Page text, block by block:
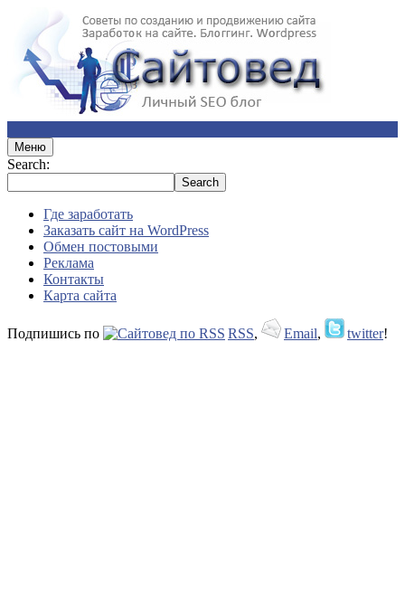
Меню
Search:
Где заработать
Заказать сайт на WordPress
Обмен постовыми
Реклама
Контакты
Карта сайта
Подпишись по RSS, Email, twitter!